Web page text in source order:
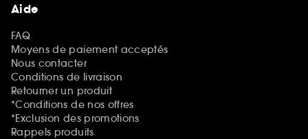
Aide
FAQ
Moyens de paiement acceptés
Nous contacter
Conditions de livraison
Retourner un produit
*Conditions de nos offres
*Exclusion des promotions
Rappels produits